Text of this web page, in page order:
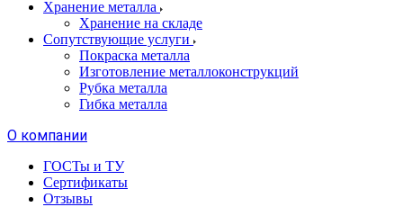
Хранение металла
Хранение на складе
Сопутствующие услуги
Покраска металла
Изготовление металлоконструкций
Рубка металла
Гибка металла
О компании
ГОСТы и ТУ
Сертификаты
Отзывы